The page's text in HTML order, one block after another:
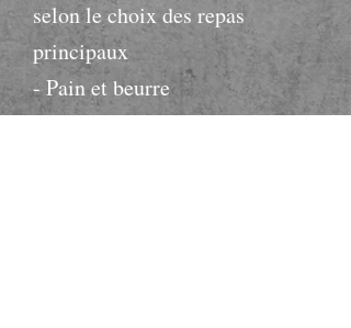
selon le choix des repas
principaux
- Pain et beurre